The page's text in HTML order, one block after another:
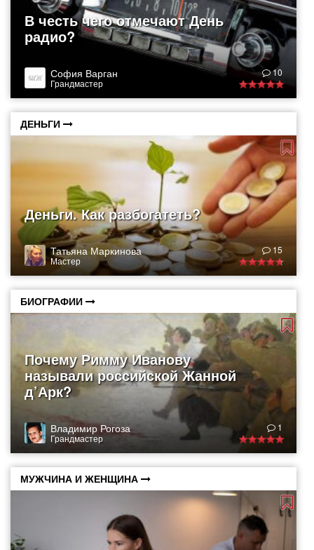
В честь чего отмечают День
радио?
София Варган
Грандмастер
10
ДЕНЬГИ
Деньги. Как разбогатеть?
Татьяна Маркинова
Мастер
15
БИОГРАФИИ
Почему Римму Иванову
называли российской Жанной
д’Арк?
Владимир Рогоза
Грандмастер
1
МУЖЧИНА И ЖЕНЩИНА